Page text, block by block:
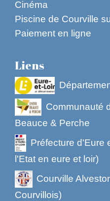
Cinéma
Piscine de Courville
Paiement en ligne
Liens
Communauté
Beauce & Perche
Préfecture d'Eure
l'Etat en eure et loir)
Courville
Courvillois)